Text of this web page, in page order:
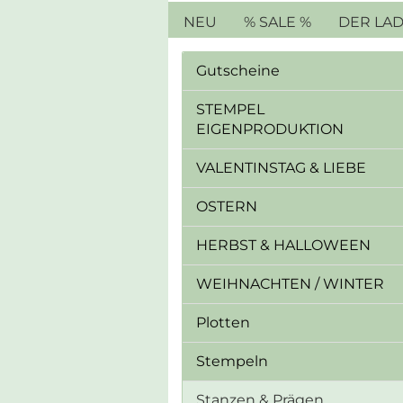
NEU % SALE % DER
Gutscheine
STEMPEL
EIGENPRODUKTION
VALENTINSTAG & LIEBE
OSTERN
HERBST & HALLOWEEN
WEIHNACHTEN / WINTER
Plotten
Stempeln